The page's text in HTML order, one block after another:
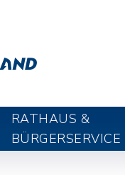
RATHAUS &
BÜRGERSERVICE